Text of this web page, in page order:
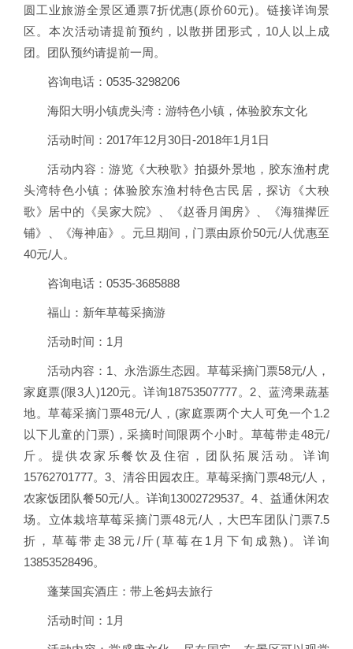
圆工业旅游全景区通票7折优惠(原价60元)。链接详询景
区。本次活动请提前预约，以散拼团形式，10人以上成
团。团队预约请提前一周。
咨询电话：0535-3298206
海阳大明小镇虎头湾：游特色小镇，体验胶东文化
活动时间：2017年12月30日-2018年1月1日
活动内容：游览《大秧歌》拍摄外景地，胶东渔村虎
头湾特色小镇；体验胶东渔村特色古民居，探访《大秧
歌》居中的《吴家大院》、《赵香月闺房》、《海猫撵匠
铺》、《海神庙》。元旦期间，门票由原价50元/人优惠至
40元/人。
咨询电话：0535-3685888
福山：新年草莓采摘游
活动时间：1月
活动内容：1、永浩源生态园。草莓采摘门票58元/人，
家庭票(限3人)120元。详询18753507777。2、蓝湾果蔬基
地。草莓采摘门票48元/人，(家庭票两个大人可免一个1.2
以下儿童的门票)，采摘时间限两个小时。草莓带走48元/
斤。提供农家乐餐饮及住宿，团队拓展活动。详询
15762701777。3、清谷田园农庄。草莓采摘门票48元/人，
农家饭团队餐50元/人。详询13002729537。4、益通休闲农
场。立体栽培草莓采摘门票48元/人，大巴车团队门票7.5
折，草莓带走38元/斤(草莓在1月下旬成熟)。详询
13853528496。
蓬莱国宾酒庄：带上爸妈去旅行
活动时间：1月